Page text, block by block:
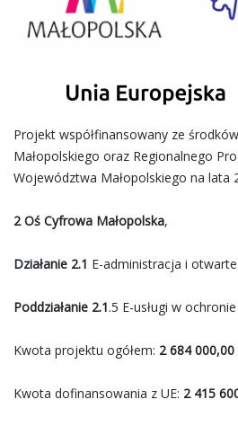
Projekt współfinansowany ze
Małopolskiego oraz Regionalnego
Województwa Małopolskiego na lata
2 Oś Cyfrowa Małopolska,
Działanie 2.1 E-administracja i
Poddziałanie 2.1.5 E-usługi w
Kwota projektu ogółem: 2 684 000,00
Kwota dofinansowania z UE: 2 415